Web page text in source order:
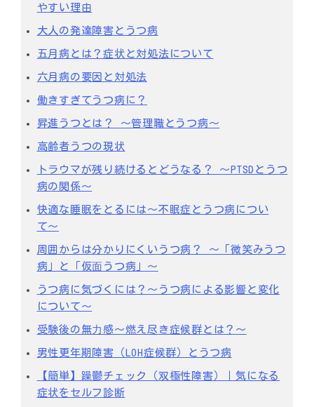
やすい理由
大人の発達障害とうつ病
五月病とは？症状と対処法について
六月病の要因と対処法
働きすぎてうつ病に？
昇進うつとは？ ～管理職とうつ病～
高齢者うつの現状
トラウマが残り続けるとどうなる？ ～PTSDとうつ
病の関係～
快適な睡眠をとるには〜不眠症とうつ病につい
て〜
周囲からは分かりにくいうつ病？ 〜「微笑みうつ
病」と「仮⾯うつ病」〜
うつ病に気づくには？～うつ病による影響と変化
について～
受験後の無⼒感〜燃え尽き症候群とは？〜
男性更年期障害（LOH症候群）とうつ病
【簡単】躁鬱チェック（双極性障害）｜気になる
症状をセルフ診断